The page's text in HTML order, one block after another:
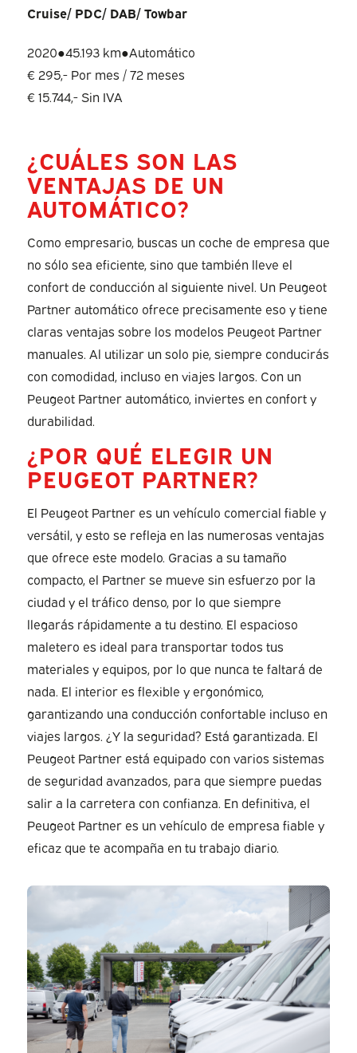
Cruise/ PDC/ DAB/ Towbar
2020●45.193 km●Automático
€ 295,- Por mes / 72 meses
€ 15.744,- Sin IVA
¿CUÁLES SON LAS
VENTAJAS DE UN
AUTOMÁTICO?
Como empresario, buscas un coche de empresa que
no sólo sea eficiente, sino que también lleve el
confort de conducción al siguiente nivel. Un Peugeot
Partner automático ofrece precisamente eso y tiene
claras ventajas sobre los modelos Peugeot Partner
manuales. Al utilizar un solo pie, siempre conducirás
con comodidad, incluso en viajes largos. Con un
Peugeot Partner automático, inviertes en confort y
durabilidad.
¿POR QUÉ ELEGIR UN
PEUGEOT PARTNER?
El Peugeot Partner es un vehículo comercial fiable y
versátil, y esto se refleja en las numerosas ventajas
que ofrece este modelo. Gracias a su tamaño
compacto, el Partner se mueve sin esfuerzo por la
ciudad y el tráfico denso, por lo que siempre
llegarás rápidamente a tu destino. El espacioso
maletero es ideal para transportar todos tus
materiales y equipos, por lo que nunca te faltará de
nada. El interior es flexible y ergonómico,
garantizando una conducción confortable incluso en
viajes largos. ¿Y la seguridad? Está garantizada. El
Peugeot Partner está equipado con varios sistemas
de seguridad avanzados, para que siempre puedas
salir a la carretera con confianza. En definitiva, el
Peugeot Partner es un vehículo de empresa fiable y
eficaz que te acompaña en tu trabajo diario.